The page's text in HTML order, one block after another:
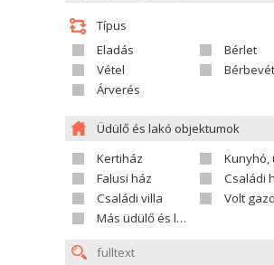
Típus
Eladás
Bérlet
Vétel
Árverés
Üdülő és lakó objektumok
Kertiház
Kunyhó,
Falusi ház
Családi
Családi villa
Volt
Más üdülő és lakó objektumok